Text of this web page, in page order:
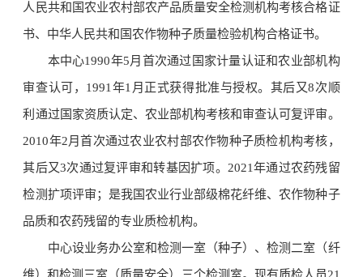
人民共和国农业农村部农产品质量安全检测机构考核合格证
书、中华人民共和国农作物种子质量检验机构合格证书。
本中心1990年5月首次通过国家计量认证和农业部机构
审查认可，1991年1月正式获得批准与授权。其后又8次顺
利通过国家资质认定、农业部机构考核和审查认可复评审。
2010年2月首次通过农业农村部农作物种子质检机构考核，
其后又3次通过复评审和转基因扩项。2021年通过农药残留
检测扩项评审；是我国农业行业部级棉花纤维、农作物种子
品质和农药残留的专业质检机构。
中心设业务办公室和检测一室（种子）、检测二室（纤